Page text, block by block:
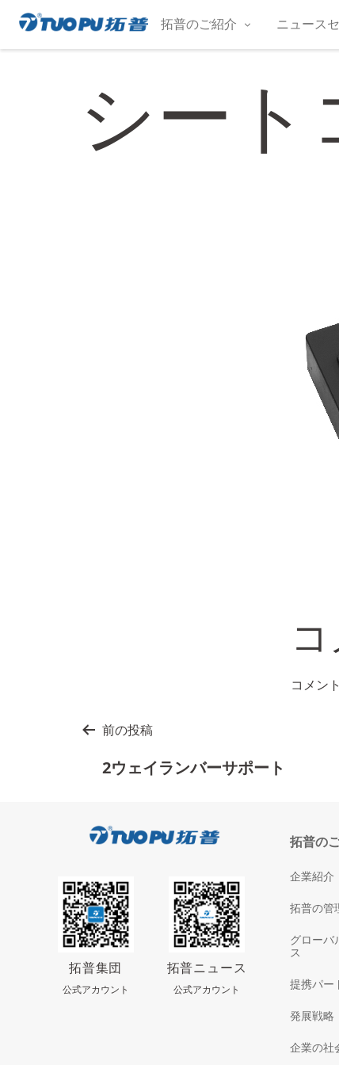
テ
拓
普
拓普のご紹介 ニュース
シー
コメン
投
稿
ビ
ゲ
ー
シ
ョ
ン
前の投稿
2ウェイランバーサポート
拓普集団
公式アカウント
拓普ニュース
公式アカウント
拓普の
企業紹介
拓普の管
グローバ
ス
提携パー
発展戦略
企業の社